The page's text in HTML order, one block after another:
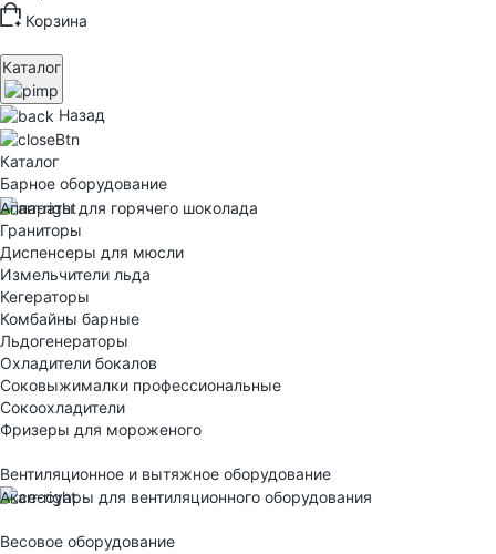
Корзина
Каталог
Назад
Каталог
Барное оборудование
Аппараты для горячего шоколада
Граниторы
Диспенсеры для мюсли
Измельчители льда
Кегераторы
Комбайны барные
Льдогенераторы
Охладители бокалов
Соковыжималки профессиональные
Сокоохладители
Фризеры для мороженого
Вентиляционное и вытяжное оборудование
Аксессуары для вентиляционного оборудования
Весовое оборудование